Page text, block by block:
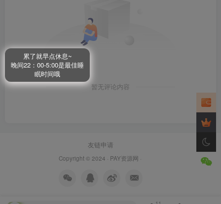
暂无评论内容
友链申请
Copyright © 2024 · PAY资源网 ·
累了就早点休息~
晚间22：00-5:00是最佳睡
眠时间哦